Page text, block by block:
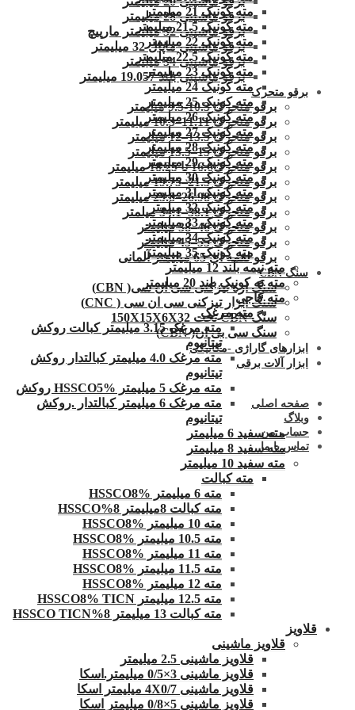
برقو ماشینی 28 میلیمتر
برقو ماشینی 32 میلیمتر مارپیچ
برقو ماشینی ماپال 32 میلیمتر
برقو ماشینی 34 میلیمتر
برقو ماشینی بلند 19.057 میلیمتر
برقو متحرک
برقو متحرک 10.3-9.5 میلیمتر
برقو متحرک 11.11–10.3 میلیمتر
برقو متحرک 13.5–12 میلیمتر
برقو متحرک 15–13.5 میلیمتر
برقو متحرک16.6 تا 18.25 میلیمتر
برقو متحرک 21.5–19.75 میلیمتر
برقو متحرک 26.98–23.8 میلیمتر
برقو متحرک 38.1–34.1 میلمتر
برقو متحرک 46–38 میلیمتر
برقو متحرک 55–45 میلیمتر
برقو لقمه ای 65 میلیمتر آلمانی
سنگ CBN
سنگ اره تیزکنی سی ان سی( CBN)
سنگ ابزار تیزکنی سی ان سی ( CNC)
سنگ CBN تخت 150X15X6X32
سنگ سی بی ان( CBN)
ابزارهای گاراژی -مکانیکی
ابزار آلات برقی
صفحه اصلی
وبلاگ
حساب من
تماس با ما
مته کونیک 21 میلیمتر
مته کونیک 21.5 میلیمتر
مته کونیک 22 میلیمتر
مته کونیک 22.5 میلیمتر
مته کونیک 23 میلیمتر
مته کونیک 24 میلیمتر
مته کونیک 25 میلیمتر
مته کونیک 26 میلیمتر
مته کونیک 27 میلیمتر
مته کونیک 28 میلیمتر
مته کونیک 29 میلیمتر
مته کونیک 30 میلیمتر
مته کونیک 31 میلیمتر
مته کونیک 32 میلمتر
مته کونیک 33 میلیمتر
مته کونیک 34 میلیمتر
مته کونیک 35 میلیمتر
مته نیمه بلند 12 میلیمتر
مته ته کونیک بلند 20 میلیمتر
مته کاجی
مته مرغک
مته مرغک 3.15 میلیمتر کبالت روکش
تیتانیوم
مته مرغک 4.0 میلیمتر کبالتدار روکش
تیتانیوم
مته مرغک 5 میلیمتر HSSCO5% روکش
مته مرغک 6 میلیمتر کبالتدار .روکش
تیتانیوم
مته سفید 6 میلیمتر
مته سفید 8 میلیمتر
مته سفید 10 میلیمتر
مته کبالت
مته 6 میلیمتر HSSCO8%
مته کبالت 8میلیمتر 8%HSSCO
مته 10 میلیمتر HSSCO8%
مته 10.5 میلیمتر HSSCO8%
مته 11 میلیمتر HSSCO8%
مته 11.5 میلیمتر HSSCO8%
مته 12 میلیمتر HSSCO8%
مته 12.5 میلیمتر HSSCO8% TICN
مته کبالت 13 میلیمتر 8%HSSCO TICN
قلاویز
قلاویز ماشینی
قلاویز ماشینی 2.5 میلیمتر
قلاویز ماشینی 3×0/5 میلیمتر.اسکا
قلاویز ماشینی 4X0/7 میلیمتر اسکا
قلاویز ماشینی 5×0/8 میلیمتر اسکا